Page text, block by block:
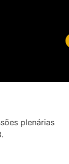
plenárias